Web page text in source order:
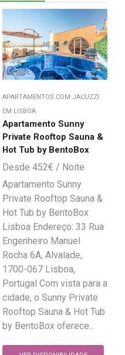
APARTAMENTOS COM JACUZZI
EM LISBOA
Apartamento Sunny
Private Rooftop Sauna &
Hot Tub by BentoBox
452€
Apartamento Sunny
Private Rooftop Sauna &
Hot Tub by BentoBox
Lisboa Endereço: 33 Rua
Engenheiro Manuel
Rocha 6A, Alvalade,
1700-067 Lisboa,
Portugal Com vista para a
cidade, o Sunny Private
Rooftop Sauna & Hot Tub
by BentoBox oferece...